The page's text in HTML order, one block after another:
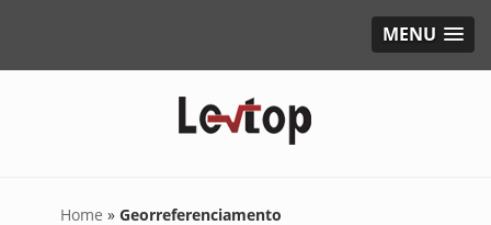
MENU
Home » Georreferenciamento